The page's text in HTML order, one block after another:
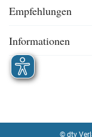
Empfehlungen
Informationen
© dtv